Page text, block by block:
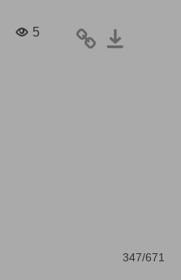
5
347/671